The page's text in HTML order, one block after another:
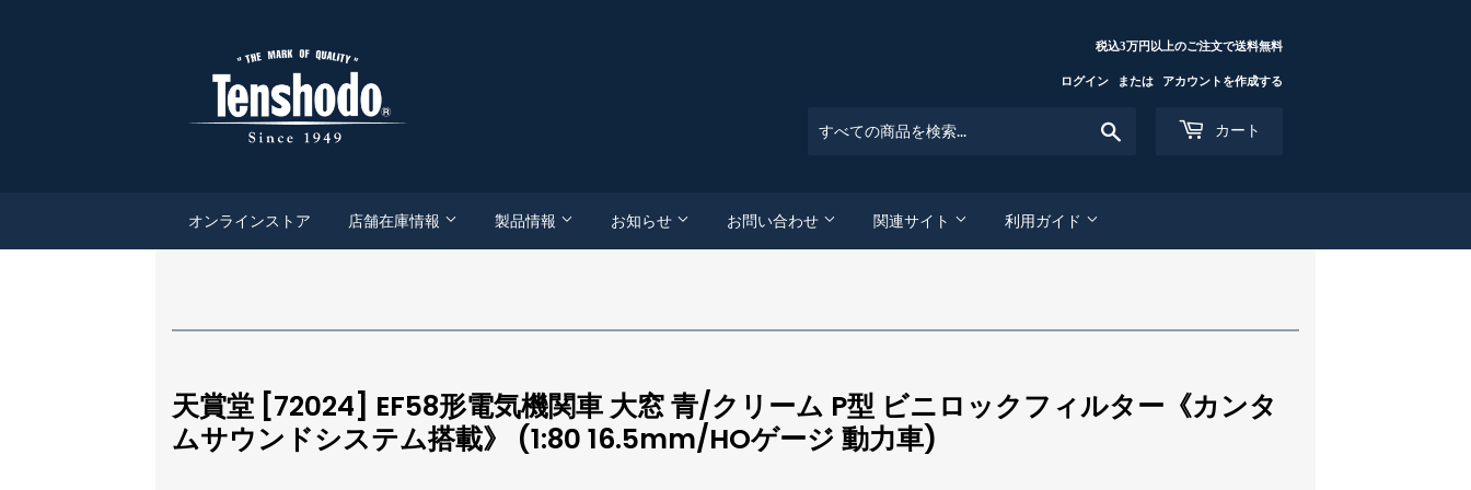
税込3万円以上のご注文で送料無料
ログイン または アカウントを作成する
カート
オンラインストア 店舗在庫情報 製品情報 お知らせ お問い合わせ 関連サイト 利用ガイド
天賞堂 [72024] EF58形電気機関車 大窓 青/クリーム P型 ビニロックフィルター《カンタ
ムサウンドシステム搭載》 (1:80 16.5mm/HOゲージ 動力車)